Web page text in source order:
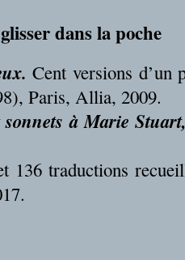
dans la poche
Cent versions d’un
Paris, Allia, 2009.
à Marie
136 traductions